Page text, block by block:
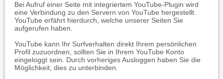
Bei Aufruf einer Seite mit integriertem YouTube-Plugin wird
eine Verbindung zu den Servern von YouTube hergestellt.
YouTube erfährt hierdurch, welche unserer Seiten Sie
aufgerufen haben.
YouTube kann Ihr Surfverhalten direkt Ihrem persönlichen
Profil zuzuordnen, sollten Sie in Ihrem YouTube Konto
eingeloggt sein. Durch vorheriges Ausloggen haben Sie die
Möglichkeit, dies zu unterbinden.